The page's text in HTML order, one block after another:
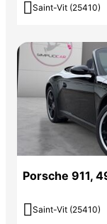
 Saint-Vit (25410)
Porsche 911,
 Saint-Vit (25410)